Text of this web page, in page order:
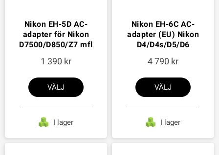
Nikon EH-5D AC-
adapter för Nikon
D7500/D850/Z7 mfl
1 390
VÄLJ
I lager
Nikon EH-6C AC-
adapter (EU) Nikon
D4/D4s/D5/D6
4 790
VÄLJ
I lager